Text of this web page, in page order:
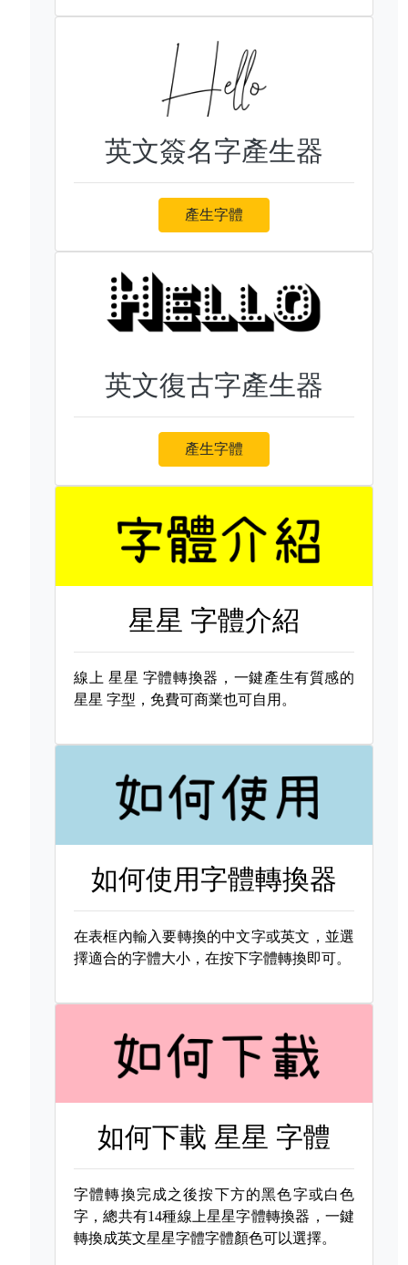
英文簽名字產生器
產生字體
英文復古字產生器
產生字體
星星 字體介紹
線上 星星 字體轉換器，一鍵產生有質感的
星星 字型，免費可商業也可自用。
如何使用字體轉換器
在表框內輸入要轉換的中文字或英文，並選
擇適合的字體大小，在按下字體轉換即可。
如何下載星星 字體
字體轉換完成之後按下方的黑色字或白色
字，總共有14種線上星星字體轉換器，一鍵
轉換成英文星星字體字體顏色可以選擇。